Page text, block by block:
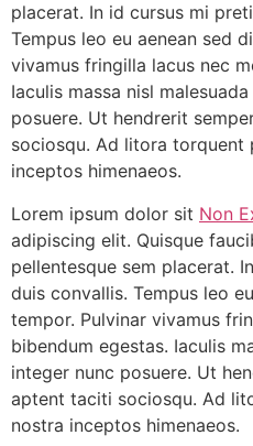
placerat. In id cursus mi
Tempus leo eu aenean sed
vivamus fringilla lacus nec
Iaculis massa nisl
posuere. Ut hendrerit
sociosqu. Ad litora torquent
inceptos himenaeos.
Lorem ipsum dolor sit Non
adipiscing elit. Quisque
pellentesque sem placerat.
duis convallis. Tempus leo
tempor. Pulvinar vivamus
bibendum egestas. Iaculis
integer nunc posuere. Ut
aptent taciti sociosqu. Ad
nostra inceptos himenaeos.